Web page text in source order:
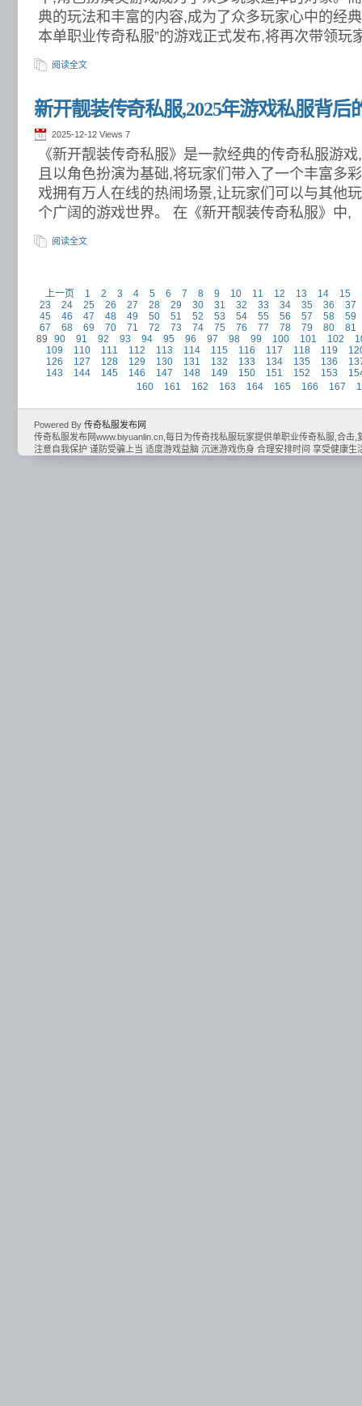
典的玩法和丰富的内容,成为了众多玩家心中的经
本单职业传奇私服”的游戏正式发布,将再次带领玩
阅读全文
新开靓装传奇私服,2025年游戏私服背后
2025-12-12 Views 7
《新开靓装传奇私服》是一款经典的传奇私服游
且以角色扮演为基础,将玩家们带入了一个丰富多
戏拥有万人在线的热闹场景,让玩家们可以与其他
个广阔的游戏世界。 在《新开靓装传奇私服》中,
阅读全文
上一页 1 2 3 4 5 6 7 8 9 10 11 12 13 14 15
23
24 25 26 27 28 29 30 31 32 33 34 35 36
37
45
46 47 48 49 50 51 52 53 54 55 56 57 58
59
67
68 69 70 71 72 73 74 75 76 77 78 79 80
81
89
90 91 92 93 94 95 96 97 98 99 100 101 102
109
110 111 112 113 114 115 116 117 118 119
126
127 128 129 130 131 132 133 134 135 136
143
144 145 146 147 148 149 150 151 152 153
160
161 162 163 164 165 166 167
Powered By 传奇私服发布网
传奇私服发布网www.biyuanlin.cn,每日为传奇找私服玩家提供单职业传奇私服,合
注意自我保护 谨防受骗上当 适度游戏益脑 沉迷游戏伤身 合理安排时间 享受健康生